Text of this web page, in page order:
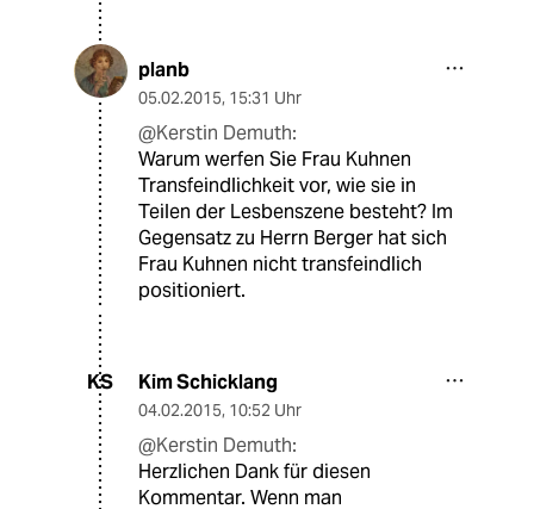
planb
05.02.2015, 15:31 Uhr
@Kerstin Demuth:
Warum werfen Sie Frau Kuhnen
Transfeindlichkeit vor, wie sie in
Teilen der Lesbenszene besteht? Im
Gegensatz zu Herrn Berger hat sich
Frau Kuhnen nicht transfeindlich
positioniert.
KS Kim Schicklang
04.02.2015, 10:52 Uhr
@Kerstin Demuth:
Herzlichen Dank für diesen
Kommentar. Wenn man